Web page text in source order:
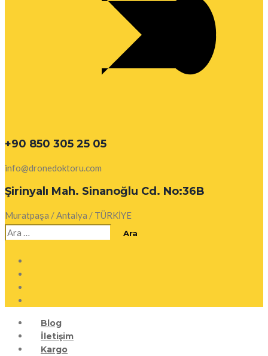
+90 850 305 25 05
info@dronedoktoru.com
Şirinyalı Mah. Sinanoğlu Cd. No:36B
Muratpaşa / Antalya / TÜRKİYE
Arama:
Blog
İletişim
Kargo